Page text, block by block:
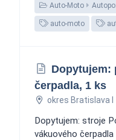
Auto-Moto
auto-moto
Dopytujem:
čerpadla, 1 ks
okres Bratislava I
Dopytujem: stroje
vákuového